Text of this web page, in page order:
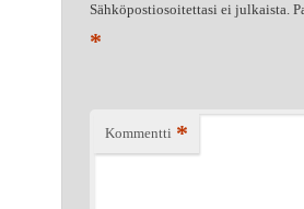
Sähköpostiosoitettasi ei julkaista.
*
Kommentti *